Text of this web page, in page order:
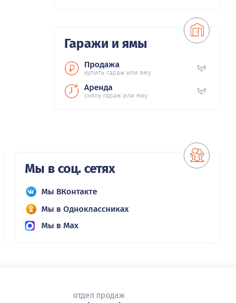
Гаражи и ямы
Продажа
купить гараж или яму
Аренда
снять гараж или яму
Мы в соц. сетях
Мы ВКонтакте
Мы в Одноклассниках
Мы в Max
отдел продаж